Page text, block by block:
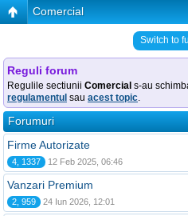
Comercial
Switch to
Reguli forum
Regulile sectiunii Comercial s-au
regulamentul sau acest topic.
Forumuri
Firme Autorizate
4, 1337 12 Feb 2025, 06:46
Vanzari Premium
2, 959 24 Iun 2026, 12:01